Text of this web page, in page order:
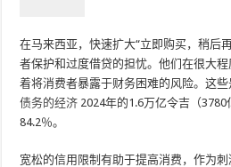
在马来西亚，快速扩大“立即购买，稍后
者保护和过度借贷的担忧。他们在很大
着将消费者暴露于财务困难的风险。这
债务的经济 2024年的1.6万亿令吉（
84.2％。
宽松的信用限制有助于提高消费，作为